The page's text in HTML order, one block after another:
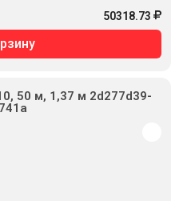
50318.73
50 м, 1,37 м 2d277d39-